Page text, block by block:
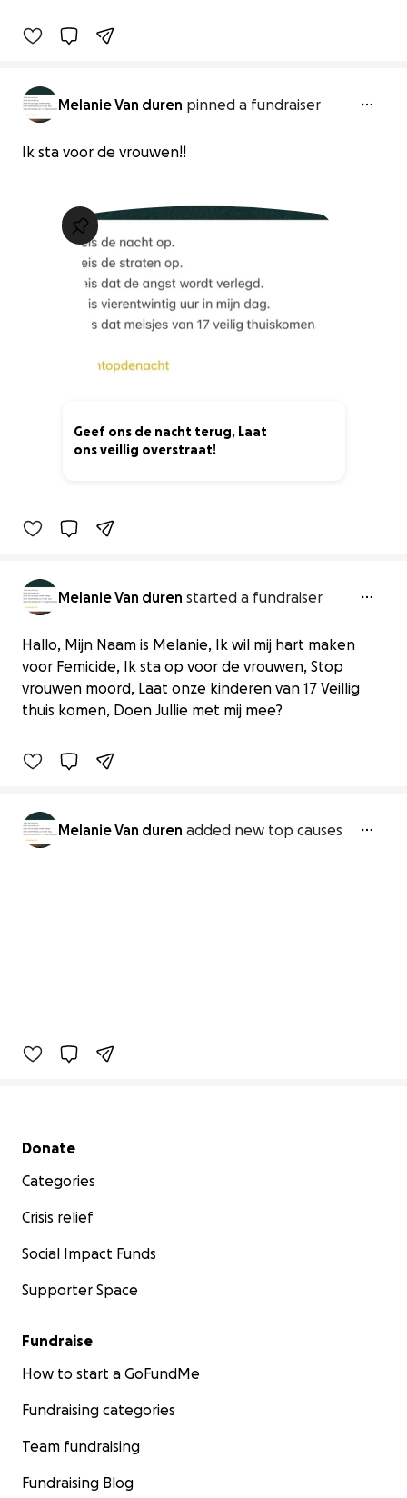
Melanie Van duren pinned a fundraiser
Ik sta voor de vrouwen!!
Geef ons de nacht terug, Laat
ons veillig overstraat!
Melanie Van duren started a fundraiser
Hallo, Mijn Naam is Melanie, Ik wil mij hart maken
voor Femicide, Ik sta op voor de vrouwen, Stop
vrouwen moord, Laat onze kinderen van 17 Veillig
thuis komen, Doen Jullie met mij mee?
Geef ons de nacht terug, Laat ons
veillig overstraat!
€0 raised
Melanie Van duren added new top causes
Secondary menu
Donate
Categories
Crisis relief
Social Impact Funds
Supporter Space
Fundraise
How to start a GoFundMe
Fundraising categories
Team fundraising
Fundraising Blog